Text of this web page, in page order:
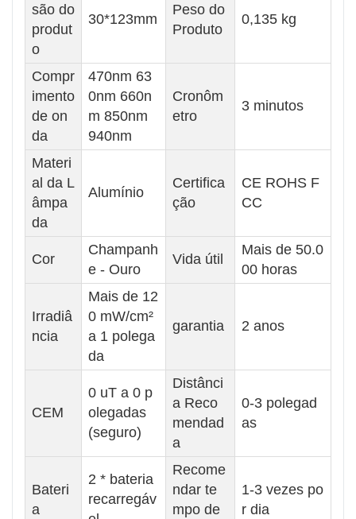
são do
produt
o
30*123mm
Peso do
Produto
0,135 kg
Compr
imento
de on
da
470nm 63
0nm 660n
m 850nm
940nm
Cronôm
etro
3 minutos
Materi
al da L
âmpa
da
Alumínio
Certifica
ção
CE ROHS F
CC
Cor
Champanh
e - Ouro
Vida útil
Mais de 50.0
00 horas
Irradiâ
ncia
Mais de 12
0 mW/cm²
a 1 polega
da
garantia 2 anos
CEM
0 uT a 0 p
olegadas
(seguro)
Distânci
a Reco
mendad
a
0-3 polegad
as
Bateri
a
2 * bateria
recarregáv
Recome
ndar te
mpo de
1-3 vezes po
r dia